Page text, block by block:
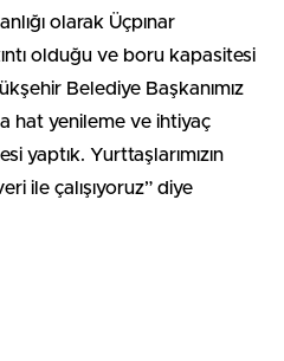
olarak Üçpınar
olduğu ve boru kapasitesi
Belediye Başkanımız
hat yenileme ve ihtiyaç
yaptık. Yurttaşlarımızın
ile çalışıyoruz” diye